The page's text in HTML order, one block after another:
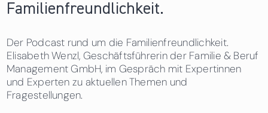
Familienfreundlichkeit.
Der Podcast rund um die Familienfreundlichkeit.
Elisabeth Wenzl, Geschäftsführerin der Familie & Beruf
Management GmbH, im Gespräch mit Expertinnen
und Experten zu aktuellen Themen und
Fragestellungen.